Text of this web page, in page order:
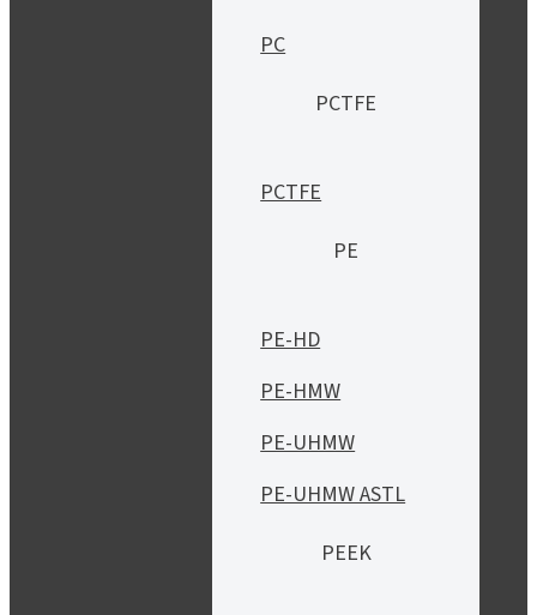
PC
PCTFE
PCTFE
PE
PE-HD
PE-HMW
PE-UHMW
PE-UHMW ASTL
PEEK